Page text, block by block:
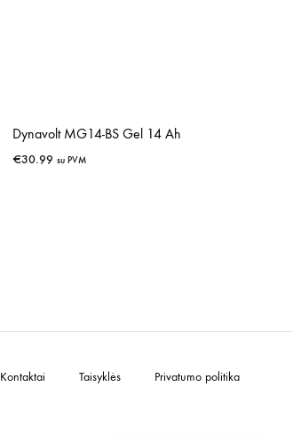
Dynavolt MG14-BS Gel 14 Ah
€30.99 su PVM
Kontaktai Taisyklės Privatumo politika